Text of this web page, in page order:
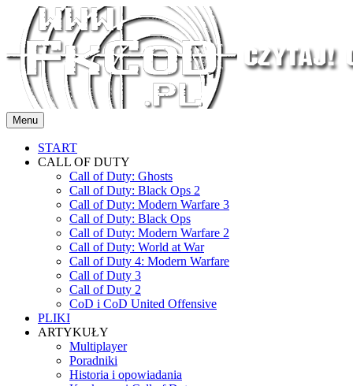
Przejdź
treści
Menu
START
CALL OF DUTY
Call of Duty: Ghosts
Call of Duty: Black Ops 2
Call of Duty: Modern Warfare 3
Call of Duty: Black Ops
Call of Duty: Modern Warfare 2
Call of Duty: World at War
Call of Duty 4: Modern Warfare
Call of Duty 3
Call of Duty 2
CoD i CoD United Offensive
PLIKI
ARTYKUŁY
Multiplayer
Poradniki
Historia i opowiadania